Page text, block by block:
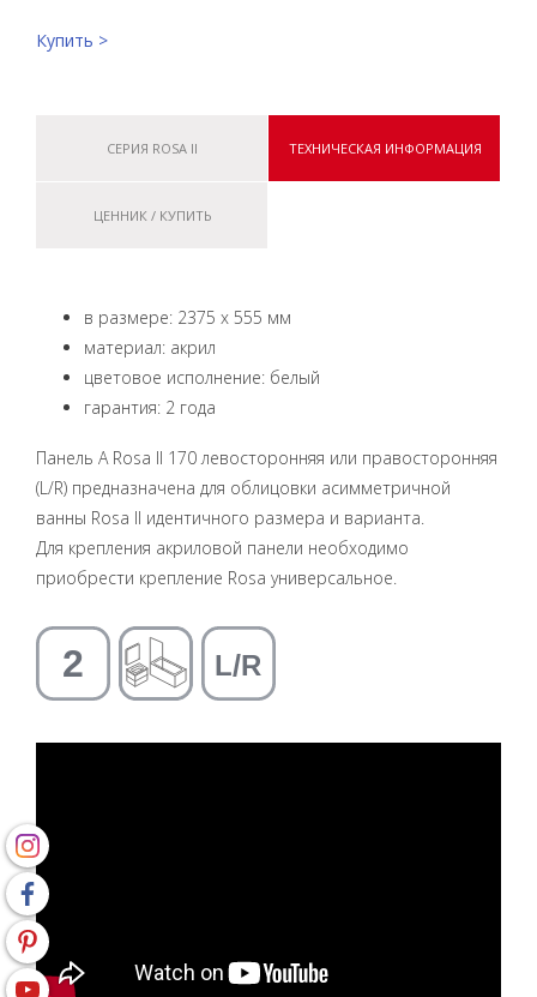
Купить >
СЕРИЯ ROSA II ТЕХНИЧЕСКАЯ ИНФОРМАЦИЯ
ЦЕННИК / КУПИТЬ
в размере: 2375 x 555 мм
материал: акрил
цветовое исполнение: белый
гарантия: 2 года
Панель A Rosa II 170 левосторонняя или правосторонняя
(L/R) предназначена для облицовки асимметричной
ванны Rosa II идентичного размера и варианта.
Для крепления акриловой панели необходимо
приобрести крепление Rosa универсальное.